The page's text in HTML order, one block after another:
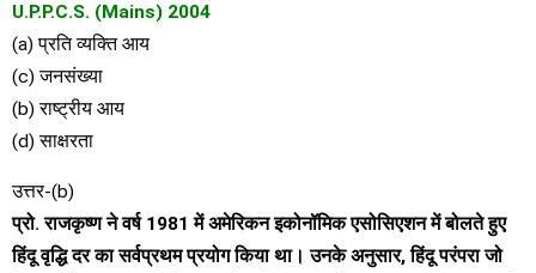
U.P.P.C.S. (Mains) 2004
(a) प्रति व्यक्ति आय
(c) जनसंख्या
(b) राष्ट्रीय आय
(d) साक्षरता
उत्तर-(b)
प्रो. राजकृष्ण ने वर्ष 1981 में अमेरिकन इकोनॉमिक एसोसिएशन में बोलते हुए
हिंदू वृद्धि दर का सर्वप्रथम प्रयोग किया था। उनके अनुसार, हिंदू परंपरा जो